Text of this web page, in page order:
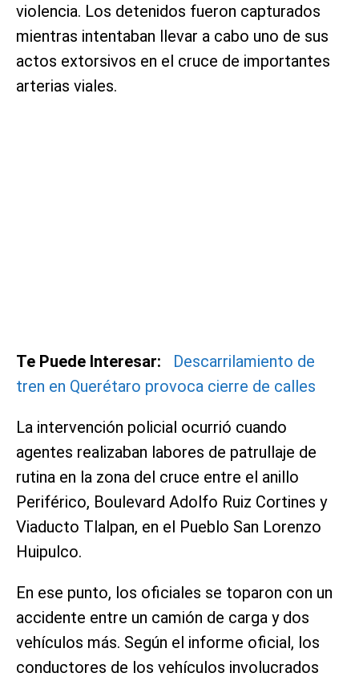
violencia. Los detenidos fueron capturados
mientras intentaban llevar a cabo uno de sus
actos extorsivos en el cruce de importantes
arterias viales.
Te Puede Interesar: Descarrilamiento de
tren en Querétaro provoca cierre de calles
La intervención policial ocurrió cuando
agentes realizaban labores de patrullaje de
rutina en la zona del cruce entre el anillo
Periférico, Boulevard Adolfo Ruiz Cortines y
Viaducto Tlalpan, en el Pueblo San Lorenzo
Huipulco.
En ese punto, los oficiales se toparon con un
accidente entre un camión de carga y dos
vehículos más. Según el informe oficial, los
conductores de los vehículos involucrados